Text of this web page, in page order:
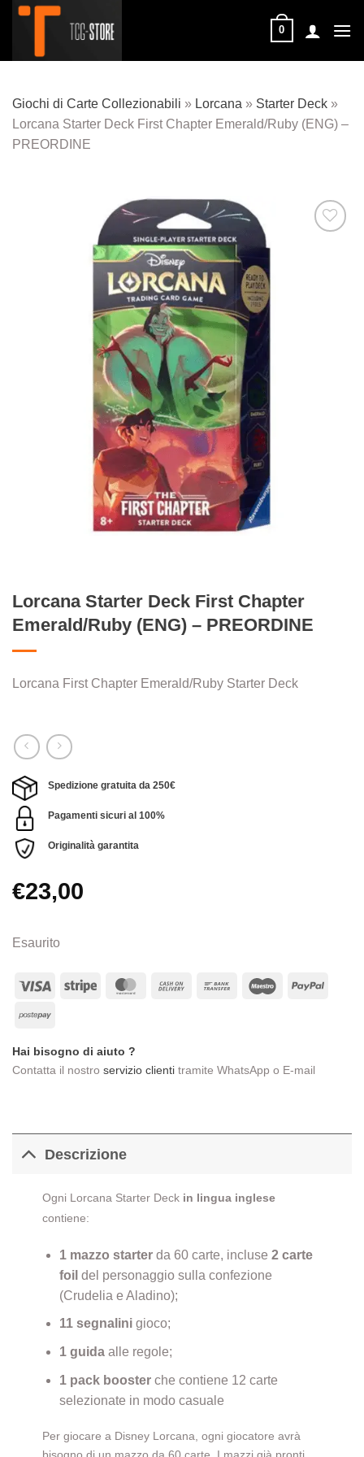
Salta
0
Giochi di Carte Collezionabili » Lorcana » Starter Deck »
Lorcana Starter Deck First Chapter Emerald/Ruby (ENG) –
PREORDINE
Lorcana Starter Deck First Chapter
Emerald/Ruby (ENG) – PREORDINE
Lorcana First Chapter Emerald/Ruby Starter Deck
Spedizione gratuita da 250€
Pagamenti sicuri al 100%
Originalità garantita
€23,00
Esaurito
Visa Stripe MasterCard
Cash
Bank
Maestro
Postepay
Hai bisogno di aiuto ?
Contatta il nostro servizio clienti tramite WhatsApp o E-mail
Descrizione
Ogni Lorcana Starter Deck in lingua inglese
contiene:
1 mazzo starterda 60 carte, incluse 2 carte
foil del personaggio sulla confezione
(Crudelia e Aladino);
11 segnalinigioco;
1 guidaalle regole;
1 pack boosterche contiene 12 carte
selezionate in modo casuale
Per giocare a Disney Lorcana, ogni giocatore avrà